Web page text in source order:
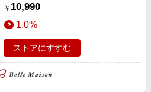
￥ 10,990
1.0%
ストアにすすむ